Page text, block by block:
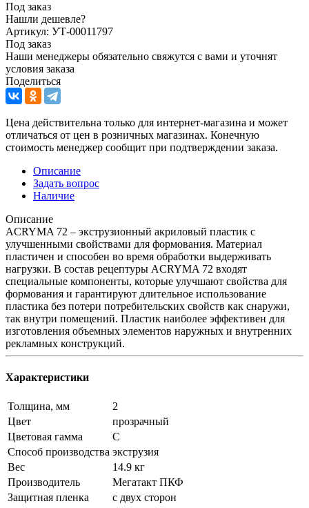
Под заказ
Нашли дешевле?
Артикул: УТ-00011797
Под заказ
Наши менеджеры обязательно свяжутся с вами и уточнят
условия заказа
Поделиться
Цена действительна только для интернет-магазина и может
отличаться от цен в розничных магазинах. Конечную
стоимость менеджер сообщит при подтверждении заказа.
Описание
Задать вопрос
Наличие
Описание
ACRYMA 72 – экструзионный акриловый пластик с
улучшенными свойствами для формования. Материал
пластичен и способен во время обработки выдерживать
нагрузки. В состав рецептуры ACRYMA 72 входят
специальные компоненты, которые улучшают свойства для
формования и гарантируют длительное использование
пластика без потери потребительских свойств как снаружи,
так внутри помещений. Пластик наиболее эффективен для
изготовления объемных элементов наружных и внутренних
рекламных конструкций.
Характеристики
Толщина, мм
2
Цвет
прозрачный
Цветовая гамма
C
Способ производства экструзия
Вес
14.9 кг
Производитель
Мегатакт ПКФ
Защитная пленка
с двух сторон